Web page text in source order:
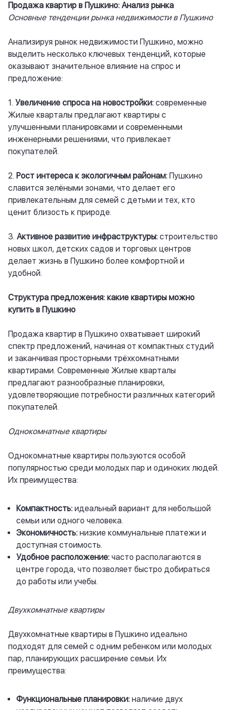
Продажа квартир в Пушкино: Анализ рынка
Основные тенденции рынка недвижимости в Пушкино
Анализируя рынок недвижимости Пушкино, можно
выделить несколько ключевых тенденций, которые
оказывают значительное влияние на спрос и
предложение:
1. Увеличение спроса на новостройки: современные
Жилые кварталы предлагают квартиры с
улучшенными планировками и современными
инженерными решениями, что привлекает
покупателей.
2. Рост интереса к экологичным районам: Пушкино
славится зелёными зонами, что делает его
привлекательным для семей с детьми и тех, кто
ценит близость к природе.
3. Активное развитие инфраструктуры: строительство
новых школ, детских садов и торговых центров
делает жизнь в Пушкино более комфортной и
удобной.
Структура предложения: какие квартиры можно
купить в Пушкино
Продажа квартир в Пушкино охватывает широкий
спектр предложений, начиная от компактных студий
и заканчивая просторными трёхкомнатными
квартирами. Современные Жилые кварталы
предлагают разнообразные планировки,
удовлетворяющие потребности различных категорий
покупателей.
Однокомнатные квартиры
Однокомнатные квартиры пользуются особой
популярностью среди молодых пар и одиноких людей.
Их преимущества:
Компактность: идеальный вариант для небольшой
семьи или одного человека.
Экономичность: низкие коммунальные платежи и
доступная стоимость.
Удобное расположение: часто располагаются в
центре города, что позволяет быстро добираться
до работы или учебы.
Двухкомнатные квартиры
Двухкомнатные квартиры в Пушкино идеально
подходят для семей с одним ребенком или молодых
пар, планирующих расширение семьи. Их
преимущества:
Функциональные планировки: наличие двух